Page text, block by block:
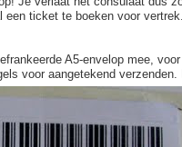
een ticket te boeken voor
A5-envelop mee,
voor aangetekend